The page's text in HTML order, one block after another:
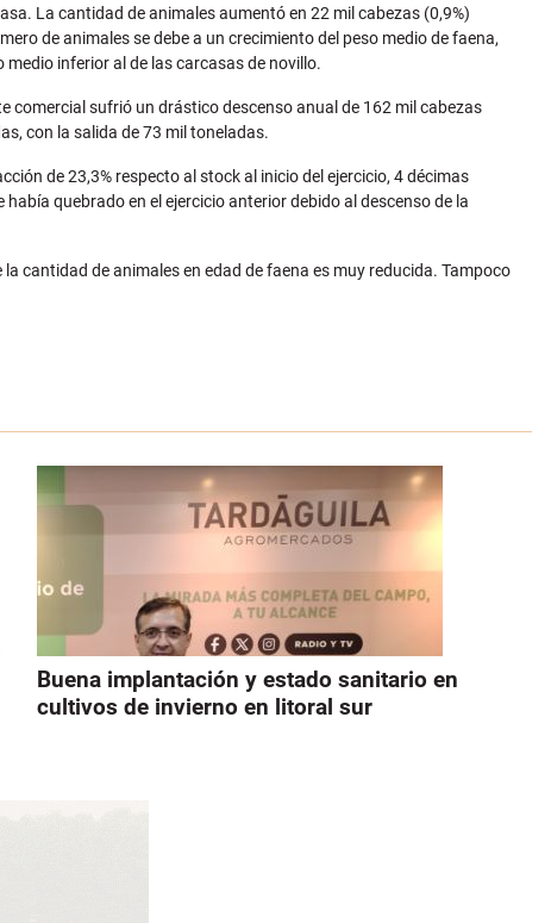
La cantidad de animales aumentó en 22 mil cabezas (0,9%)
de animales se debe a un crecimiento del peso medio de faena,
inferior al de las carcasas de novillo.
comercial sufrió un drástico descenso anual de 162 mil cabezas
con la salida de 73 mil toneladas.
de 23,3% respecto al stock al inicio del ejercicio, 4 décimas
quebrado en el ejercicio anterior debido al descenso de la
cantidad de animales en edad de faena es muy reducida. Tampoco
Buena implantación y estado sanitario en
cultivos de invierno en litoral sur